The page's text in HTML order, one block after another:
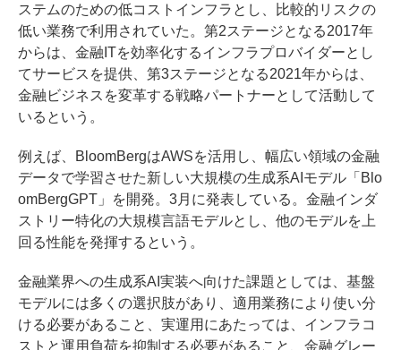
ステムのための低コストインフラとし、比較的リスクの
低い業務で利用されていた。第2ステージとなる2017年
からは、金融ITを効率化するインフラプロバイダーとし
てサービスを提供、第3ステージとなる2021年からは、
金融ビジネスを変革する戦略パートナーとして活動して
いるという。
例えば、BloomBergはAWSを活用し、幅広い領域の金融
データで学習させた新しい大規模の生成系AIモデル「Blo
omBergGPT」を開発。3月に発表している。金融インダ
ストリー特化の大規模言語モデルとし、他のモデルを上
回る性能を発揮するという。
金融業界への生成系AI実装へ向けた課題としては、基盤
モデルには多くの選択肢があり、適用業務により使い分
ける必要があること、実運用にあたっては、インフラコ
ストと運用負荷を抑制する必要があること、金融グレー